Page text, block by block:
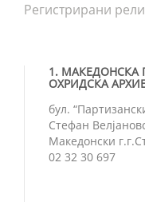
Регистрирани
1. МАКЕДОНСКА
ОХРИДСКА
бул.
Стефан
Македонски
02 32 30 697